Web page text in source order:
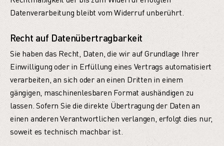
Datenverarbeitung bleibt vom Widerruf unberührt.
Recht auf Datenübertragbarkeit
Sie haben das Recht, Daten, die wir auf Grundlage Ihrer
Einwilligung oder in Erfüllung eines Vertrags automatisiert
verarbeiten, an sich oder an einen Dritten in einem
gängigen, maschinenlesbaren Format aushändigen zu
lassen. Sofern Sie die direkte Übertragung der Daten an
einen anderen Verantwortlichen verlangen, erfolgt dies nur,
soweit es technisch machbar ist.